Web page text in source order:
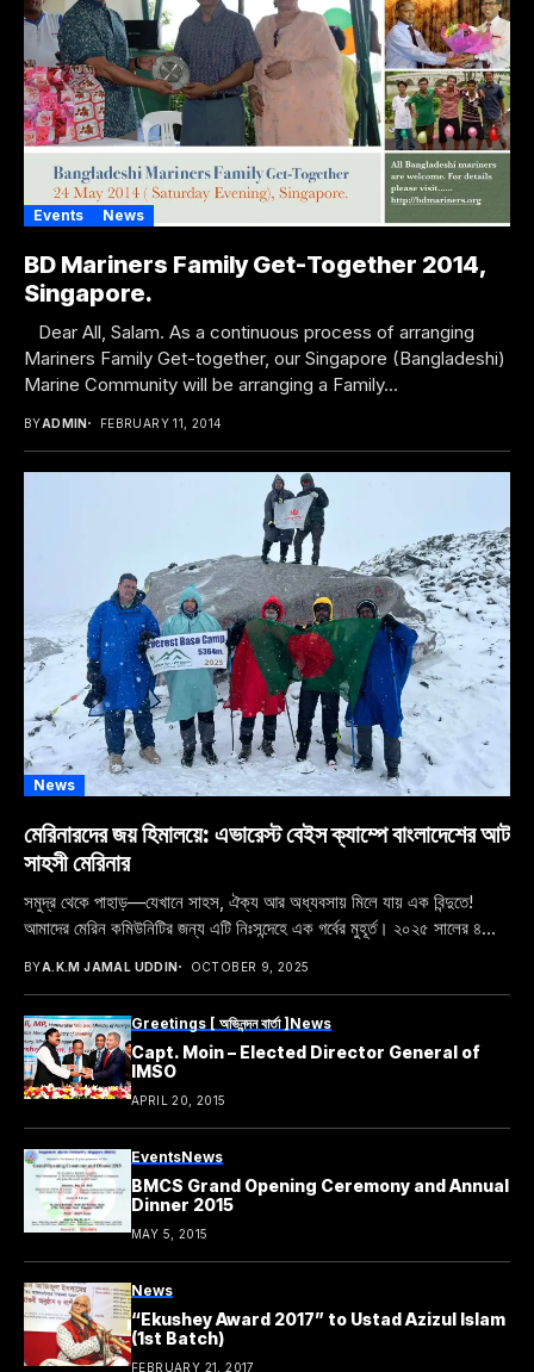
Events News
BD Mariners Family Get-Together 2014,
Singapore.
Dear All, Salam. As a continuous process of arranging
Mariners Family Get-together, our Singapore (Bangladeshi)
Marine Community will be arranging a Family...
BYADMIN FEBRUARY 11, 2014
News
মেরিনারদের জয় হিমালয়ে: এভারেস্ট বেইস ক্যাম্পে বাংলাদেশের আট
সাহসী মেরিনার
সমুদ্র থেকে পাহাড়—যেখানে সাহস, ঐক্য আর অধ্যবসায় মিলে যায় এক বিন্দুতে!
আমাদের মেরিন কমিউনিটির জন্য এটি নিঃসন্দেহে এক গর্বের মুহূর্ত। ২০২৫ সালের ৪...
BYA.K.M JAMAL UDDIN OCTOBER 9, 2025
Greetings [ অভিনন্দন বার্তা ] News
Capt. Moin – Elected Director General of
IMSO
APRIL 20, 2015
EventsNews
BMCS Grand Opening Ceremony and Annual
Dinner 2015
MAY 5, 2015
News
“Ekushey Award 2017” to Ustad Azizul Islam
(1st Batch)
FEBRUARY 21, 2017